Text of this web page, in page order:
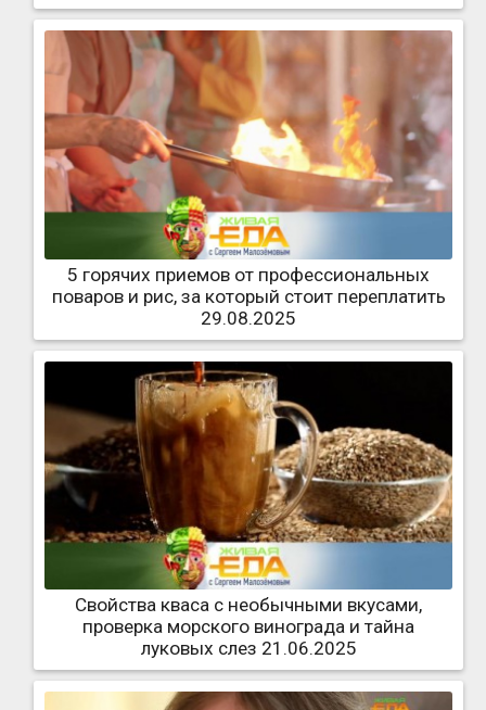
5 горячих приемов от профессиональных
поваров и рис, за который стоит переплатить
29.08.2025
Свойства кваса с необычными вкусами,
проверка морского винограда и тайна
луковых слез 21.06.2025